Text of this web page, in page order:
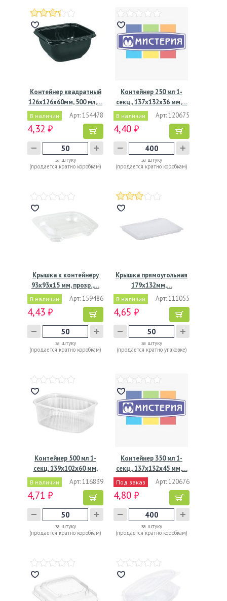
Контейнер квадратный
126х126х60мм, 500 мл,…
В наличии Арт: 154478
4,32 ₽
за штуку
(продается кратно коробкам)
Контейнер 250 мл 1-
секц., 137х132х36 мм,…
В наличии Арт: 120675
4,40 ₽
за штуку
(продается кратно коробкам)
Крышка к контейнеру
93х93х15 мм, прозр.,…
В наличии Арт: 159486
4,43 ₽
за штуку
(продается кратно коробкам)
Крышка прямоугольная
179x132мм,…
В наличии Арт: 111055
4,65 ₽
за штуку
(продается кратно упаковке)
Контейнер 500 мл 1-
секц. 139х102х60 мм,
без…
В наличии Арт: 116839
4,71 ₽
за штуку
(продается кратно коробкам)
Контейнер 350 мл 1-
секц., 137х132х45 мм,…
Под заказ Арт: 120676
4,80 ₽
за штуку
(продается кратно коробкам)